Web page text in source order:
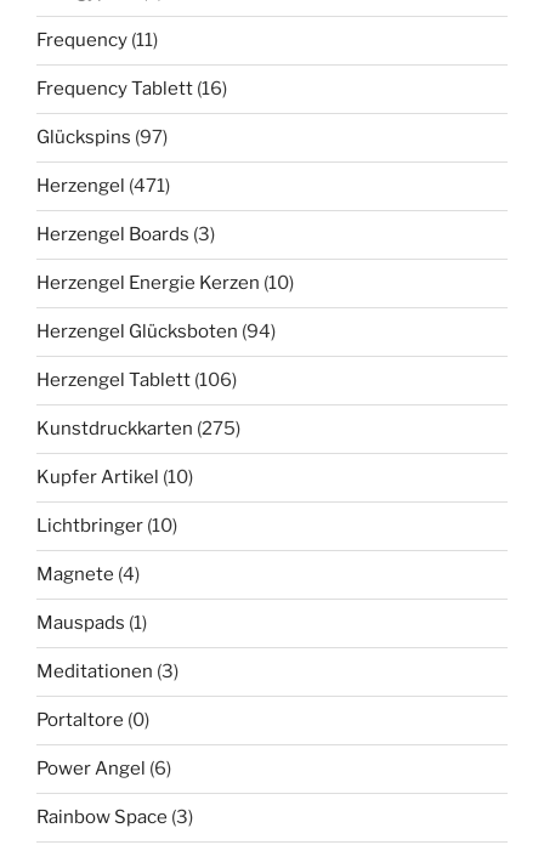
Frequency (11)
Frequency Tablett (16)
Glückspins (97)
Herzengel (471)
Herzengel Boards (3)
Herzengel Energie Kerzen (10)
Herzengel Glücksboten (94)
Herzengel Tablett (106)
Kunstdruckkarten (275)
Kupfer Artikel (10)
Lichtbringer (10)
Magnete (4)
Mauspads (1)
Meditationen (3)
Portaltore (0)
Power Angel (6)
Rainbow Space (3)